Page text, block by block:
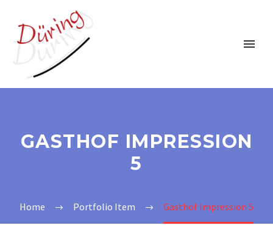
GASTHOF IMPRESSION
5
Home Portfolio Item Gasthof Impression 5